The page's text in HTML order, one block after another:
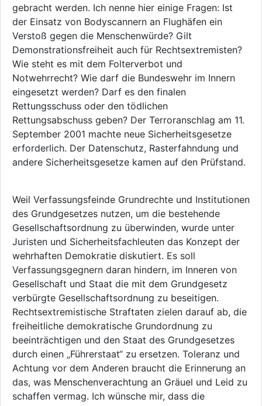
gebracht werden. Ich nenne hier einige Fragen: Ist
der Einsatz von Bodyscannern an Flughäfen ein
Verstoß gegen die Menschenwürde? Gilt
Demonstrationsfreiheit auch für Rechtsextremisten?
Wie steht es mit dem Folterverbot und
Notwehrrecht? Wie darf die Bundeswehr im Innern
eingesetzt werden? Darf es den finalen
Rettungsschuss oder den tödlichen
Rettungsabschuss geben? Der Terroranschlag am 11.
September 2001 machte neue Sicherheitsgesetze
erforderlich. Der Datenschutz, Rasterfahndung und
andere Sicherheitsgesetze kamen auf den Prüfstand.
Weil Verfassungsfeinde Grundrechte und Institutionen
des Grundgesetzes nutzen, um die bestehende
Gesellschaftsordnung zu überwinden, wurde unter
Juristen und Sicherheitsfachleuten das Konzept der
wehrhaften Demokratie diskutiert. Es soll
Verfassungsgegnern daran hindern, im Inneren von
Gesellschaft und Staat die mit dem Grundgesetz
verbürgte Gesellschaftsordnung zu beseitigen.
Rechtsextremistische Straftaten zielen darauf ab, die
freiheitliche demokratische Grundordnung zu
beeinträchtigen und den Staat des Grundgesetzes
durch einen „Führerstaat“ zu ersetzen. Toleranz und
Achtung vor dem Anderen braucht die Erinnerung an
das, was Menschenverachtung an Gräuel und Leid zu
schaffen vermag. Ich wünsche mir, dass die